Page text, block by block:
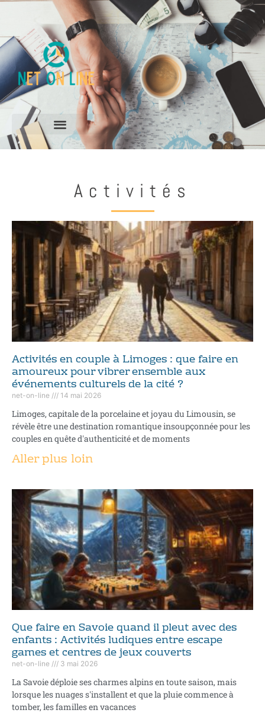
Activités
Activités en couple à Limoges : que faire en
amoureux pour vibrer ensemble aux
événements culturels de la cité ?
net-on-line 14 mai 2026
Limoges, capitale de la porcelaine et joyau du Limousin, se
révèle être une destination romantique insoupçonnée pour les
couples en quête d'authenticité et de moments
Aller plus loin
Que faire en Savoie quand il pleut avec des
enfants : Activités ludiques entre escape
games et centres de jeux couverts
net-on-line 3 mai 2026
La Savoie déploie ses charmes alpins en toute saison, mais
lorsque les nuages s'installent et que la pluie commence à
tomber, les familles en vacances